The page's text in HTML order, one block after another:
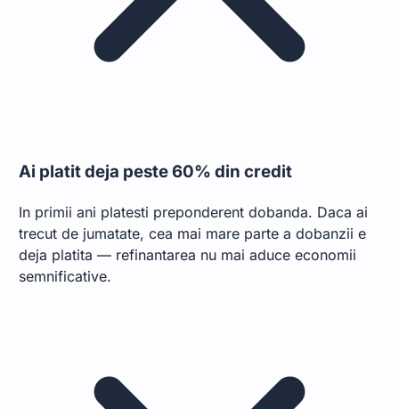
Ai platit deja peste 60% din credit
In primii ani platesti preponderent dobanda. Daca ai
trecut de jumatate, cea mai mare parte a dobanzii e
deja platita — refinantarea nu mai aduce economii
semnificative.